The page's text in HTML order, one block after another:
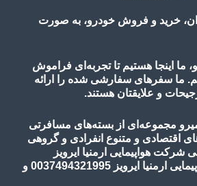
خرید و فروش خودرو، به صورت
ما اینجا هستیم تا تجربه‌ای فراموش
ما سفرهای سفارشی شده را ارائه
و علایقتان هستند.
مجموعه‌ای از بسته‌های مسافرتی
اقتصادی و متنوع انفرادی و گروهی
شرکت هواپیمایی ارمنیا ایرویز